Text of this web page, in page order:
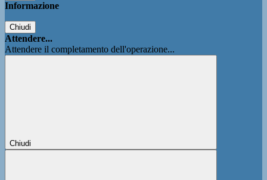
Informazione
Chiudi
Attendere...
Attendere il completamento dell'operazione...
Chiudi